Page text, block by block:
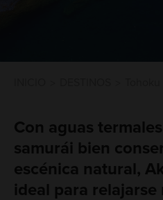
Con aguas
samurái bien
escénica natural,
ideal para relajarse